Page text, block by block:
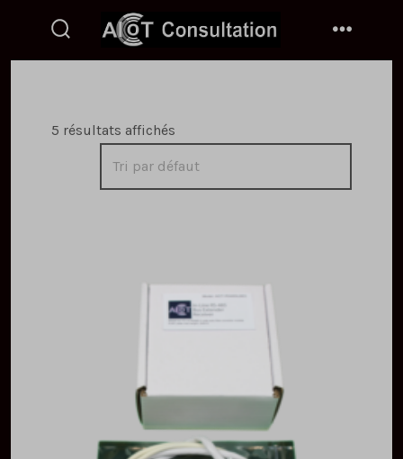
contenttoggle
5 résultats affichés